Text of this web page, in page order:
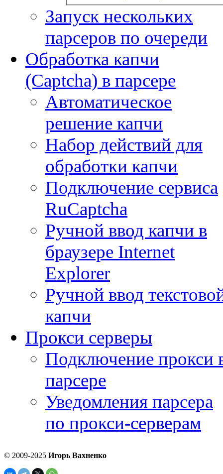
Запуск нескольких
парсеров по очереди
Обработка капчи
(Captcha) в парсере
Автоматическое
решение капчи
Набор действий для
обработки капчи
Подключение сервиса
RuCaptcha
Ручной ввод капчи в
браузере Internet
Explorer
Ручной ввод
капчи
Прокси серверы
Подключение прокси
парсере
Уведомления парсера
по прокси-серверам
© 2009-2025 Игорь Вахненко